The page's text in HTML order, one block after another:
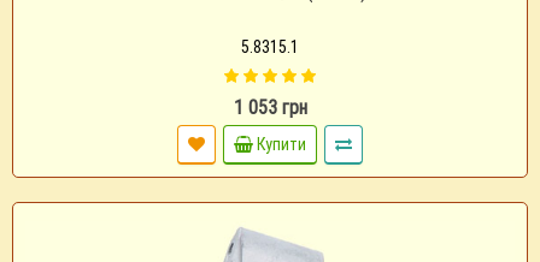
5.8315.1
1 053 грн
Купити